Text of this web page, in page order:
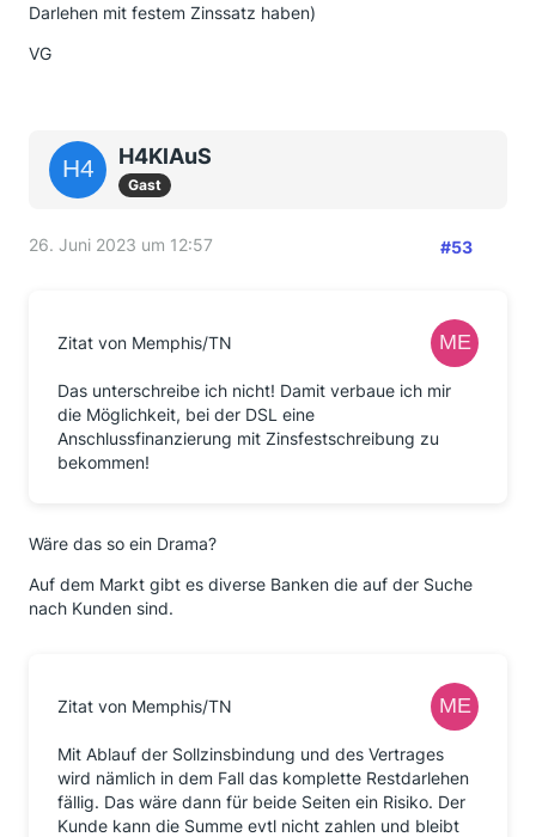
Darlehen mit festem Zinssatz haben)
VG
H4KlAuS
Gast
26. Juni 2023 um 12:57 #53
Zitat von Memphis/TN
Das unterschreibe ich nicht! Damit verbaue ich mir
die Möglichkeit, bei der DSL eine
Anschlussfinanzierung mit Zinsfestschreibung zu
bekommen!
Wäre das so ein Drama?
Auf dem Markt gibt es diverse Banken die auf der Suche
nach Kunden sind.
Zitat von Memphis/TN
Mit Ablauf der Sollzinsbindung und des Vertrages
wird nämlich in dem Fall das komplette Restdarlehen
fällig. Das wäre dann für beide Seiten ein Risiko. Der
Kunde kann die Summe evtl nicht zahlen und bleibt